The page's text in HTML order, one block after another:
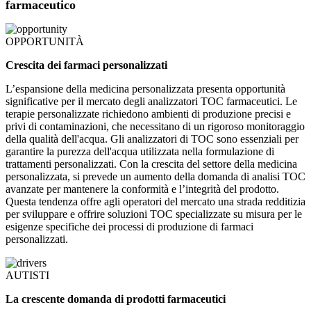
farmaceutico
OPPORTUNITÀ
Crescita dei farmaci personalizzati
L’espansione della medicina personalizzata presenta opportunità
significative per il mercato degli analizzatori TOC farmaceutici. Le
terapie personalizzate richiedono ambienti di produzione precisi e
privi di contaminazioni, che necessitano di un rigoroso monitoraggio
della qualità dell'acqua. Gli analizzatori di TOC sono essenziali per
garantire la purezza dell'acqua utilizzata nella formulazione di
trattamenti personalizzati. Con la crescita del settore della medicina
personalizzata, si prevede un aumento della domanda di analisi TOC
avanzate per mantenere la conformità e l’integrità del prodotto.
Questa tendenza offre agli operatori del mercato una strada redditizia
per sviluppare e offrire soluzioni TOC specializzate su misura per le
esigenze specifiche dei processi di produzione di farmaci
personalizzati.
AUTISTI
La crescente domanda di prodotti farmaceutici